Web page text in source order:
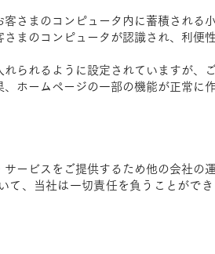
さまのコンピュータ内に蓄積される
まのコンピュータが認識され、利便
られるように設定されていますが、
ホームページの一部の機能が正常に
ービスをご提供するため他の会社の
て、当社は一切責任を負うことがで